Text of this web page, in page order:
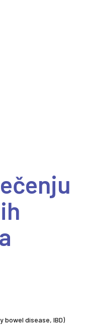
disease, IBD)